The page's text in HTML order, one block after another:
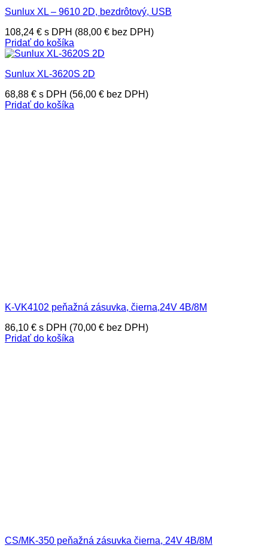
Sunlux XL – 9610 2D, bezdrôtový, USB
108,24 € s DPH (88,00 € bez DPH)
Pridať do košíka
Sunlux XL-3620S 2D
68,88 € s DPH (56,00 € bez DPH)
Pridať do košíka
K-VK4102 peňažná zásuvka, čierna,24V 4B/8M
86,10 € s DPH (70,00 € bez DPH)
Pridať do košíka
CS/MK-350 peňažná zásuvka čierna, 24V 4B/8M